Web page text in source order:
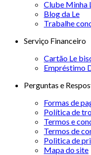
Clube Minha
Blog da Le
Trabalhe
Serviço Financeiro
Cartão Le
Empréstimo
Perguntas e
Formas de
Política de
Termos e
Termos de
Politica de
Mapa do site